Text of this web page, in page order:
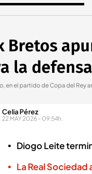
Bretos
la
en el partido de Copa del Rey
Celia Pérez
22 MAY 2026 - 09:54h.
Diogo Leite
La Real Sociedad